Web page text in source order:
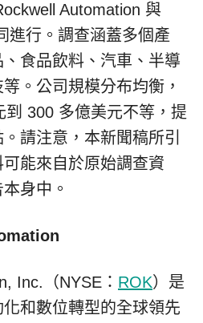
Automation 與
進行。調查涵蓋多個產
食品飲料、汽車、半導
。公司規模分布均衡，
300 多億美元不等，提
請注意，本新聞稿所引
能來自於原始調查資
身中。
Inc.（NYSE： ROK）是
和數位轉型的全球領先